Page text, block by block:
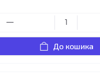
До кошика